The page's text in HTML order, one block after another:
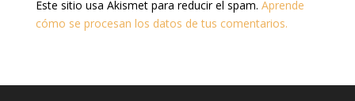
Este sitio usa Akismet para reducir el spam. Aprende
cómo se procesan los datos de tus comentarios.